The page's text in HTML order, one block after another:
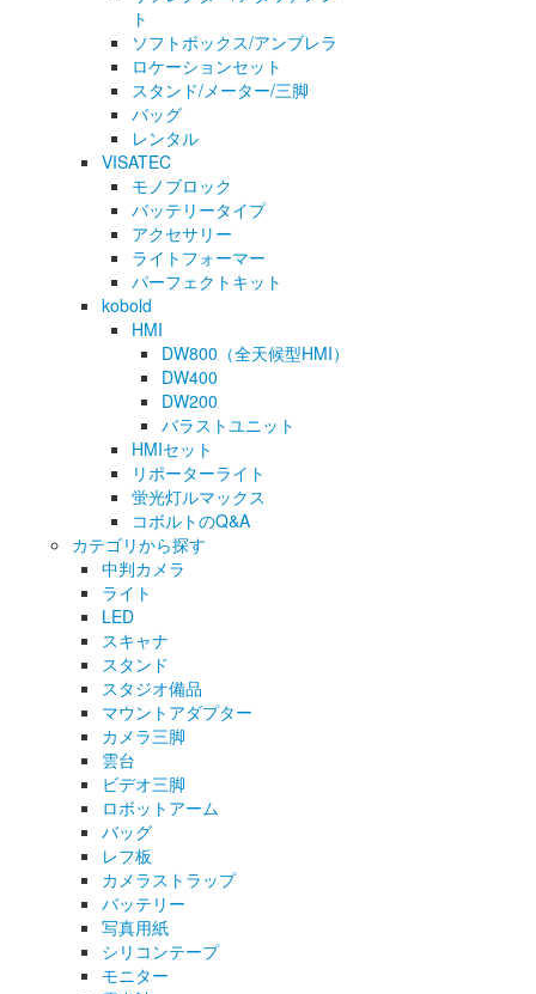
ト
ソフトボックス/アンブレラ
ロケーションセット
スタンド/メーター/三脚
バッグ
レンタル
VISATEC
モノブロック
バッテリータイプ
アクセサリー
ライトフォーマー
パーフェクトキット
kobold
HMI
DW800（全天候型HMI）
DW400
DW200
バラストユニット
HMIセット
リポーターライト
蛍光灯ルマックス
コボルトのQ&A
カテゴリから探す
中判カメラ
ライト
LED
スキャナ
スタンド
スタジオ備品
マウントアダプター
カメラ三脚
雲台
ビデオ三脚
ロボットアーム
バッグ
レフ板
カメラストラップ
バッテリー
写真用紙
シリコンテープ
モニター